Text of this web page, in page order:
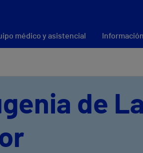
médico y asistencial
de